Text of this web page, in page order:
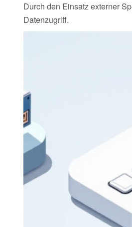
Durch den Einsatz externer
Datenzugriff.